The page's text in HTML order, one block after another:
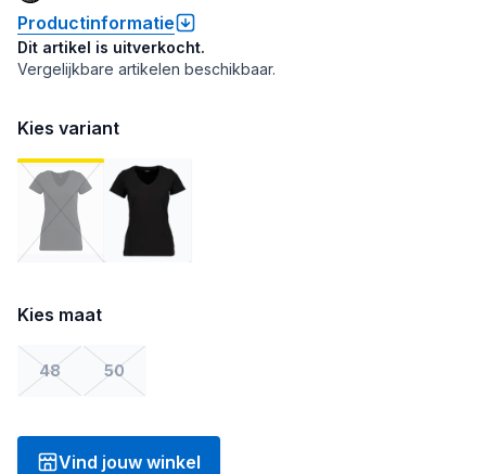
Productinformatie
Dit artikel is uitverkocht.
Vergelijkbare artikelen beschikbaar.
Kies variant
Kies maat
48 50
Vind jouw winkel